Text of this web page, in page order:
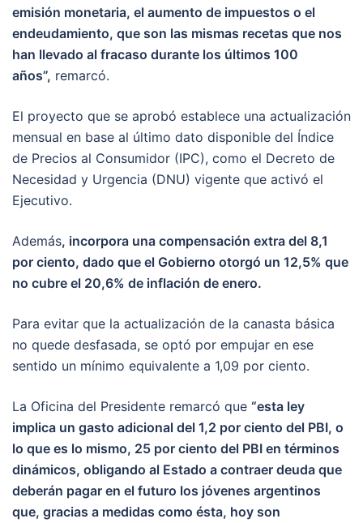
emisión monetaria, el aumento de impuestos o el
endeudamiento, que son las mismas recetas que nos
han llevado al fracaso durante los últimos 100
años”, remarcó.
El proyecto que se aprobó establece una actualización
mensual en base al último dato disponible del Índice
de Precios al Consumidor (IPC), como el Decreto de
Necesidad y Urgencia (DNU) vigente que activó el
Ejecutivo.
Además, incorpora una compensación extra del 8,1
por ciento, dado que el Gobierno otorgó un 12,5% que
no cubre el 20,6% de inflación de enero.
Para evitar que la actualización de la canasta básica
no quede desfasada, se optó por empujar en ese
sentido un mínimo equivalente a 1,09 por ciento.
La Oficina del Presidente remarcó que “esta ley
implica un gasto adicional del 1,2 por ciento del PBI, o
lo que es lo mismo, 25 por ciento del PBI en términos
dinámicos, obligando al Estado a contraer deuda que
deberán pagar en el futuro los jóvenes argentinos
que, gracias a medidas como ésta, hoy son